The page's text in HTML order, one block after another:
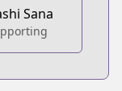
Sana